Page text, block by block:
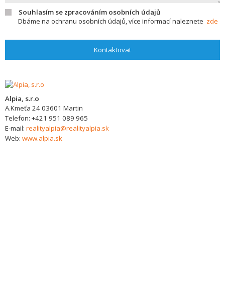
Souhlasím se zpracováním osobních údajů
Dbáme na ochranu osobních údajů, více informací naleznete zde
Kontaktovat
Alpia, s.r.o
A.Kmeťa 2403601 Martin
Telefon: +421 951 089 965
E-mail: realityalpia@realityalpia.sk
Web: www.alpia.sk